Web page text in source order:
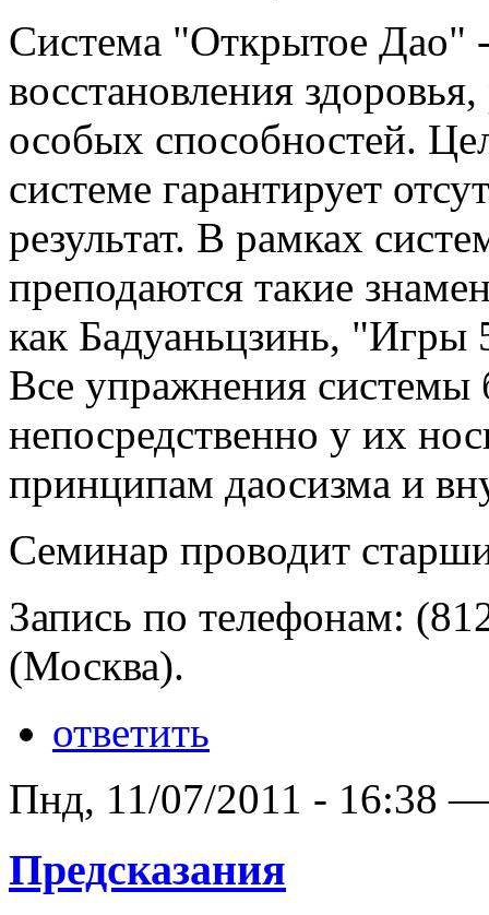
Система "Открытое Дао"
восстановления
особых способностей.
системе гарантирует
результат. В рамках
преподаются такие
как Бадуаньцзинь,
Все упражнения
непосредственно у их
принципам даосизма и
Семинар проводит
Запись по телефонам:
(Москва).
ответить
Пнд, 11/07/2011 - 16:38 —
Предсказания